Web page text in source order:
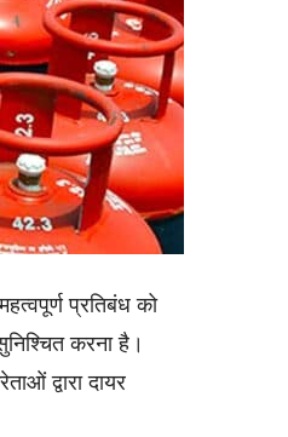
प्रतिबंध को
करना है।
द्वारा दायर